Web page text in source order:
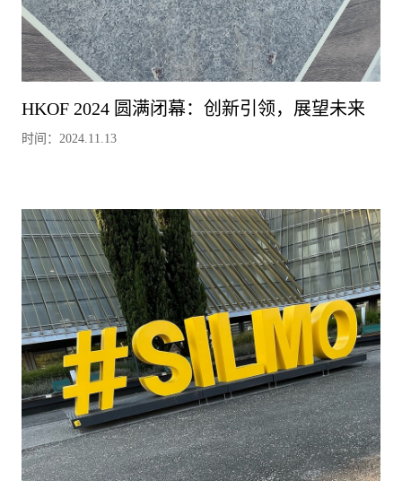
HKOF 2024 圆满闭幕：创新引领，展望未来
时间：2024.11.13